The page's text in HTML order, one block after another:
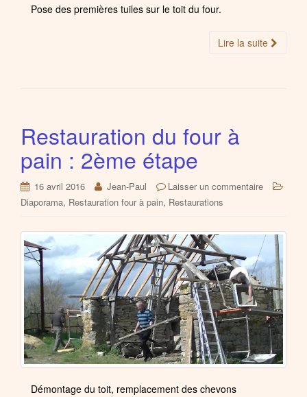
Pose des premières tuiles sur le toit du four.
Lire la suite
Restauration du four à
pain : 2ème étape
16 avril 2016 Jean-Paul
Laisser un commentaire
Diaporama, Restauration four à pain, Restaurations
Démontage du toit, remplacement des chevons